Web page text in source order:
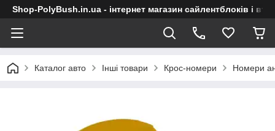
Shop-PolyBush.in.ua - інтернет магазин сайлентблоків і
Каталог авто Інші товари Крос-номери Номери